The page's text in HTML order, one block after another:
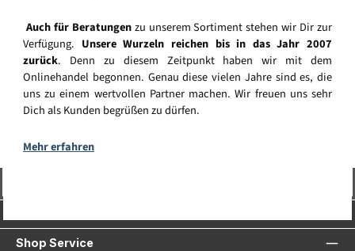
Auch für Beratungenzu unserem Sortiment stehen wir Dir zur
Verfügung. Unsere Wurzeln reichen bis in das Jahr 2007
zurück. Denn zu diesem Zeitpunkt haben wir mit dem
Onlinehandel begonnen. Genau diese vielen Jahre sind es, die
uns zu einem wertvollen Partner machen. Wir freuen uns sehr
Dich als Kunden begrüßen zu dürfen.
Mehr erfahren
Shop Service